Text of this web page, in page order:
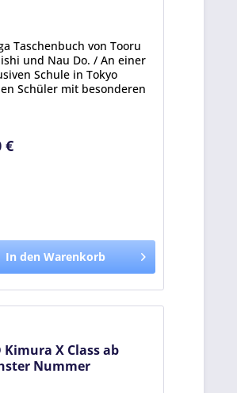
Taschenbuch von Tooru
und Nau Do. / An einer
Schule in Tokyo
Schüler mit besonderen
immer wieder in
€
In den Warenkorb
Kimura X Class ab
Nummer